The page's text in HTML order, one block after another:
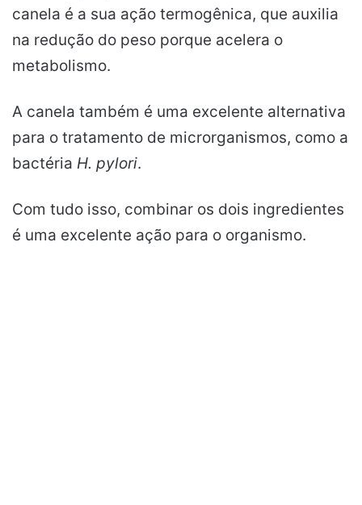
canela é a sua ação termogênica, que auxilia
na redução do peso porque acelera o
metabolismo.
A canela também é uma excelente alternativa
para o tratamento de microrganismos, como a
bactéria H. pylori.
Com tudo isso, combinar os dois ingredientes
é uma excelente ação para o organismo.